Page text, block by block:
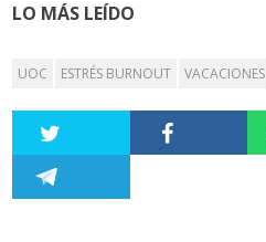
LO MÁS LEÍDO
UOC ESTRÉS BURNOUT VACACIONES